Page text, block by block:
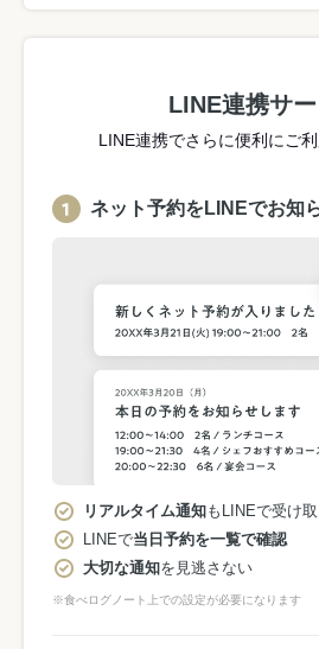
LINE連携サ
LINE連携でさらに便利にご
ネット予約をLINEでお知
リアルタイム通知もLINEで受け取
LINEで当日予約を一覧で確認
大切な通知を見逃さない
※食べログノート上での設定が必要になります